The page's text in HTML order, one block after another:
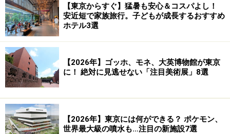
ラグジュアリーアフタヌーンティーのテイ
クアウトが4000円！
ザ・ペニンシュラ東京「ページボーイハッ
ト アフタヌーンティーボックス」
【東京からすぐ】猛暑も安心＆コスパよし！
安近短で家族旅行。子どもが成長するおすすめ
ホテル3選
【2026年】ゴッホ、モネ、大英博物館が東京
に！ 絶対に見逃せない「注目美術展」8選
【2026年】東京には何ができる？ ポケモン、
世界最大級の噴水も…注目の新施設7選